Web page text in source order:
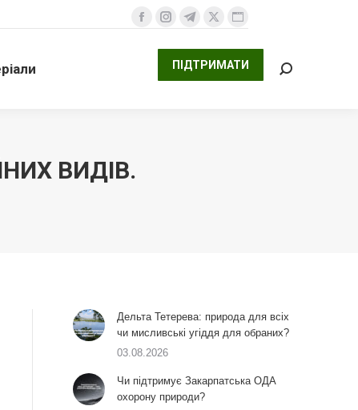
Facebook
сторінка
відкривається
Instagram
сторінка
відкривається
Telegram
сторінка
відкривається
X
сторінка
відкривається
Website
сторінка
відкривається
ПІДТРИМАТИ Search:
ВИДІВ.
Дельта Тетерева: природа для всіх
чи мисливські угіддя для обраних?
03.08.2026
Чи підтримує Закарпатська ОДА
охорону природи?
ПІДТРИМАТИ